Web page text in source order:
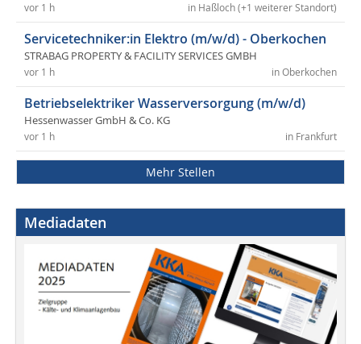
in Haßloch (+1 weiterer Standort)
vor 1 h
Servicetechniker:in Elektro (m/w/d) - Oberkochen
STRABAG PROPERTY & FACILITY SERVICES GMBH
in Oberkochen
vor 1 h
Betriebselektriker Wasserversorgung (m/w/d)
Hessenwasser GmbH & Co. KG
in Frankfurt
vor 1 h
Mehr Stellen
Mediadaten